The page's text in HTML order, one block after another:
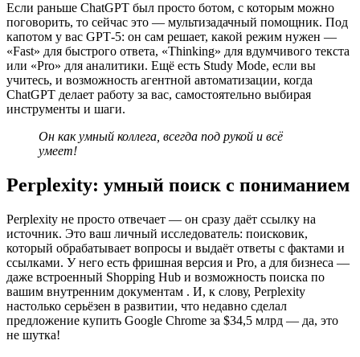
Если раньше ChatGPT был просто ботом, с которым можно
поговорить, то сейчас это — мультизадачный помощник. Под
капотом у вас GPT‑5: он сам решает, какой режим нужен —
«Fast» для быстрого ответа, «Thinking» для вдумчивого текста
или «Pro» для аналитики. Ещё есть Study Mode, если вы
учитесь, и возможность агентной автоматизации, когда
ChatGPT делает работу за вас, самостоятельно выбирая
инструменты и шаги.
Он как умный коллега, всегда под рукой и всё
умеет!
Perplexity: умный поиск с пониманием
Perplexity не просто отвечает — он сразу даёт ссылку на
источник. Это ваш личный исследователь: поисковик,
который обрабатывает вопросы и выдаёт ответы с фактами и
ссылками. У него есть фришная версия и Pro, а для бизнеса —
даже встроенный Shopping Hub и возможность поиска по
вашим внутренним документам . И, к слову, Perplexity
настолько серьёзен в развитии, что недавно сделал
предложение купить Google Chrome за $34,5 млрд — да, это
не шутка!